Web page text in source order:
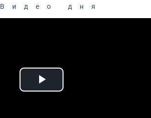
Видео дня
Play Video